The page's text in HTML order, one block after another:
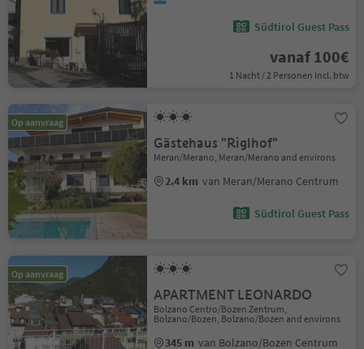
Südtirol Guest Pass
vanaf 100€
1 Nacht / 2 Personen Incl. btw
Op aanvraag
Gästehaus "Riglhof"
Meran/Merano, Meran/Merano and environs
2.4 km van Meran/Merano Centrum
Südtirol Guest Pass
Op aanvraag
APARTMENT LEONARDO
Bolzano Centro/Bozen Zentrum,
Bolzano/Bozen, Bolzano/Bozen and environs
345 m van Bolzano/Bozen Centrum